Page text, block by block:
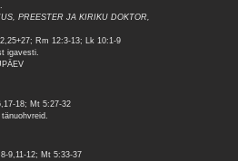
PREESTER JA KIRIKU DOKTOR,
Rm 12:3-13; Lk 10:1-9
igavesti.
18; Mt 5:27-32
9,11-12; Mt 5:33-37